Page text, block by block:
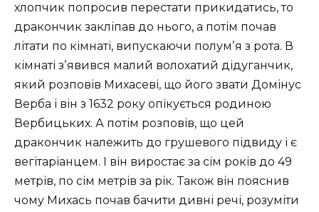
хлопчик попросив перестати прикидатись, то
дракончик закліпав до нього, а потім почав
літати по кімнаті, випускаючи полумʼя з рота. В
кімнаті зʼявився малий волохатий дідуганчик,
який розповів Михасеві, що його звати Домінус
Верба і він з 1632 року опікується родиною
Вербицьких. А потім розповів, що цей
дракончик належить до грушевого підвиду і є
вегітаріанцем. І він виростає за сім років до 49
метрів, по сім метрів за рік. Також він пояснив
чому Михась почав бачити дивні речі, розуміти